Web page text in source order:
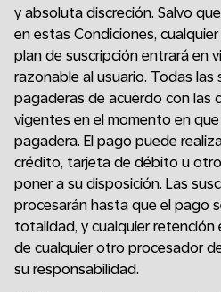
y absoluta discreción. Salvo
en estas Condiciones,
plan de suscripción entrará en
razonable al usuario. Todas las
pagaderas de acuerdo con las
vigentes en el momento en
pagadera. El pago puede
crédito, tarjeta de débito u
poner a su disposición. Las
procesarán hasta que el pago
totalidad, y cualquier
de cualquier otro procesador
su responsabilidad.